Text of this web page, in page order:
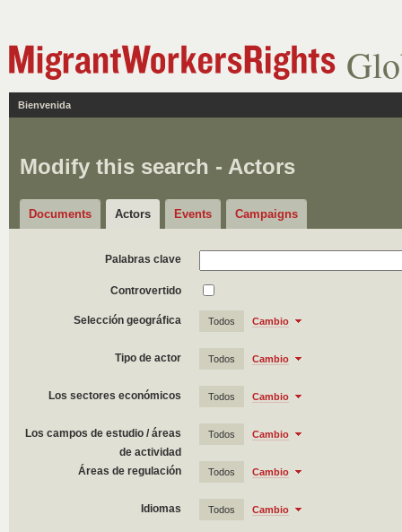
Bienvenida
Modify this search - Actors
Documents Actors Events Campaigns
Palabras clave
Controvertido
Selección geográfica Todos Cambio
Tipo de actor Todos Cambio
Los sectores económicos Todos Cambio
Los campos de estudio / áreas
de actividad
Todos Cambio
Áreas de regulación Todos Cambio
Idiomas Todos Cambio